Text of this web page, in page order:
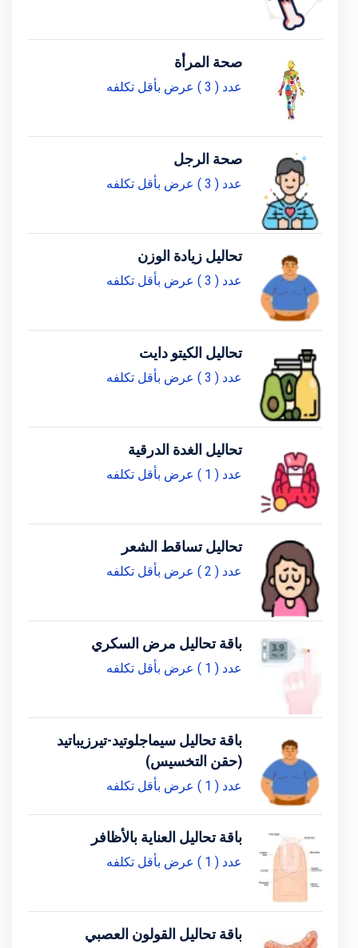
صحة المرأة
عدد ( 3 ) عرض بأقل تكلفه
صحة الرجل
عدد ( 3 ) عرض بأقل تكلفه
تحاليل زيادة الوزن
عدد ( 3 ) عرض بأقل تكلفه
تحاليل الكيتو دايت
عدد ( 3 ) عرض بأقل تكلفه
تحاليل الغدة الدرقية
عدد ( 1 ) عرض بأقل تكلفه
تحاليل تساقط الشعر
عدد ( 2 ) عرض بأقل تكلفه
باقة تحاليل مرض السكري
عدد ( 1 ) عرض بأقل تكلفه
باقة تحاليل سيماجلوتيد-تيرزيباتيد
(حقن التخسيس)
عدد ( 1 ) عرض بأقل تكلفه
باقة تحاليل العناية بالأظافر
عدد ( 1 ) عرض بأقل تكلفه
باقة تحاليل القولون العصبي